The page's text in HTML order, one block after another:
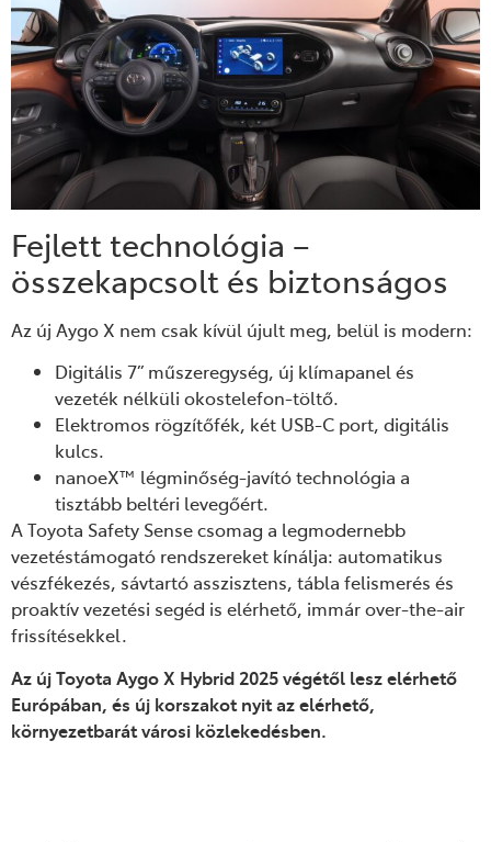
Fejlett technológia –
összekapcsolt és biztonságos
Az új Aygo X nem csak kívül újult meg, belül is modern:
Digitális 7” műszeregység, új klímapanel és
vezeték nélküli okostelefon-töltő.
Elektromos rögzítőfék, két USB-C port, digitális
kulcs.
nanoeX™ légminőség-javító technológia a
tisztább beltéri levegőért.
A Toyota Safety Sense csomag a legmodernebb
vezetéstámogató rendszereket kínálja: automatikus
vészfékezés, sávtartó asszisztens, tábla felismerés és
proaktív vezetési segéd is elérhető, immár over-the-air
frissítésekkel.
Az új Toyota Aygo X Hybrid 2025 végétől lesz elérhető
Európában, és új korszakot nyit az elérhető,
környezetbarát városi közlekedésben.